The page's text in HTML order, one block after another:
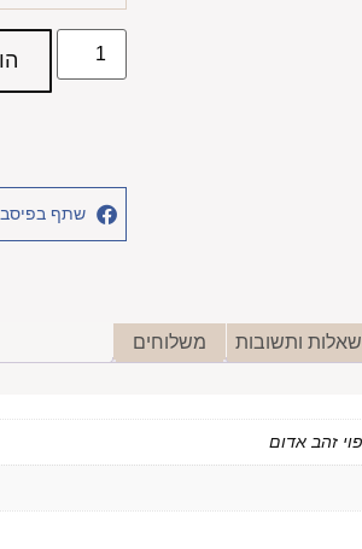
שתף
שאלות ותשובות משלוחים